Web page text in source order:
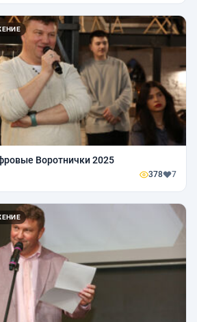
Воротнички 2025
378 7